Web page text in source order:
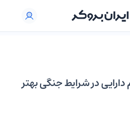
دارایی در شرایط جنگی بهتر